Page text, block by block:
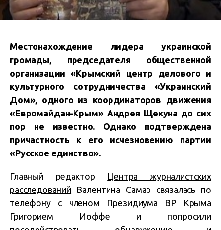
Местонахождение лидера украинской
громады, председателя общественной
организации «Крымский центр делового и
культурного сотрудничества «Украинский
Дом», одного из координаторов движения
«Евромайдан-Крым» Андрея Щекуна до сих
пор не известно. Однако подтверждена
причастность к его исчезновению партии
«Русское единство».
Главный редактор Центра журналистских
расследований Валентина Самар связалась по
телефону с членом Президиума ВР Крыма
Григорием Иоффе и попросили